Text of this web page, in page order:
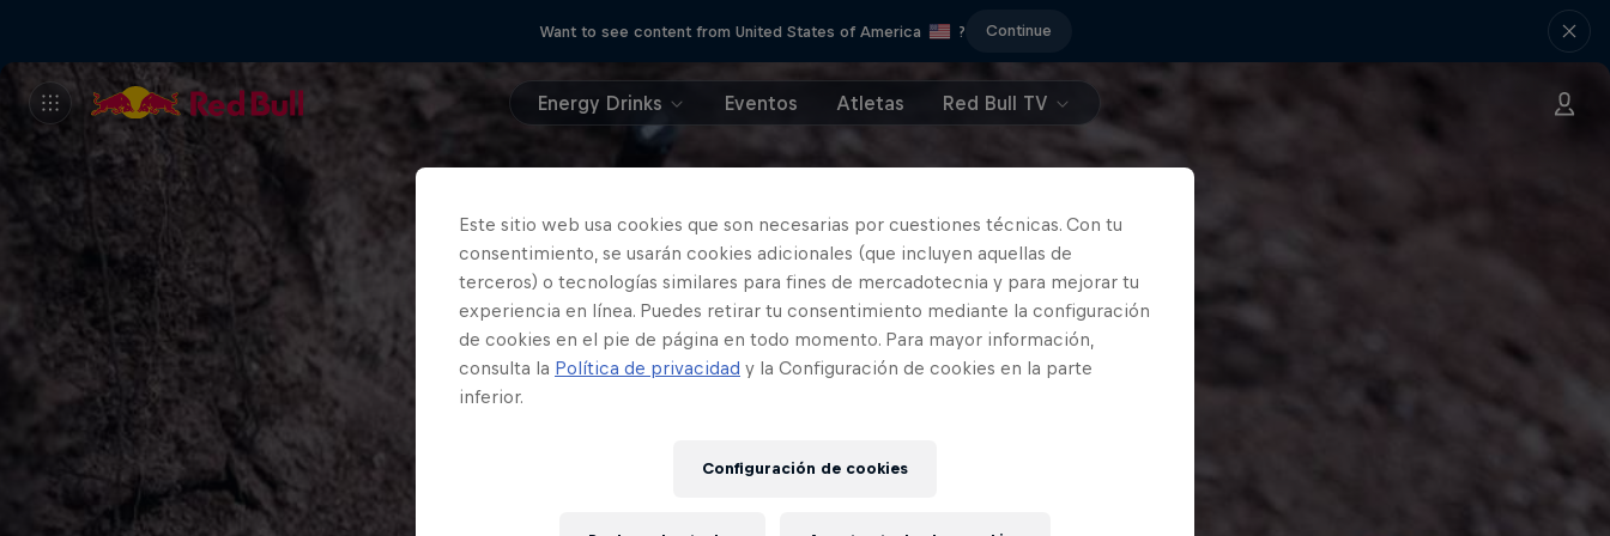
Want to see content from United States of America ? Continue
Energy Drinks Eventos Atletas Red Bull TV
Este sitio web usa cookies que son necesarias por cuestiones técnicas. Con tu
consentimiento, se usarán cookies adicionales (que incluyen aquellas de
terceros) o tecnologías similares para fines de mercadotecnia y para mejorar tu
experiencia en línea. Puedes retirar tu consentimiento mediante la configuración
de cookies en el pie de página en todo momento. Para mayor información,
consulta la Política de privacidad y la Configuración de cookies en la parte
inferior.
Configuración de cookies